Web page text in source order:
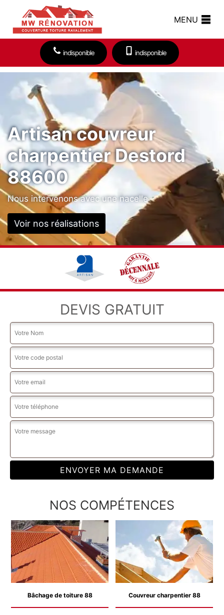
MENU
indisponible indisponible
Artisan couvreur
charpentier Destord
88600
Nous intervenons avec une nacelle
Voir nos réalisations
DEVIS GRATUIT
NOS COMPÉTENCES
Bâchage de toiture 88 Couvreur charpentier 88